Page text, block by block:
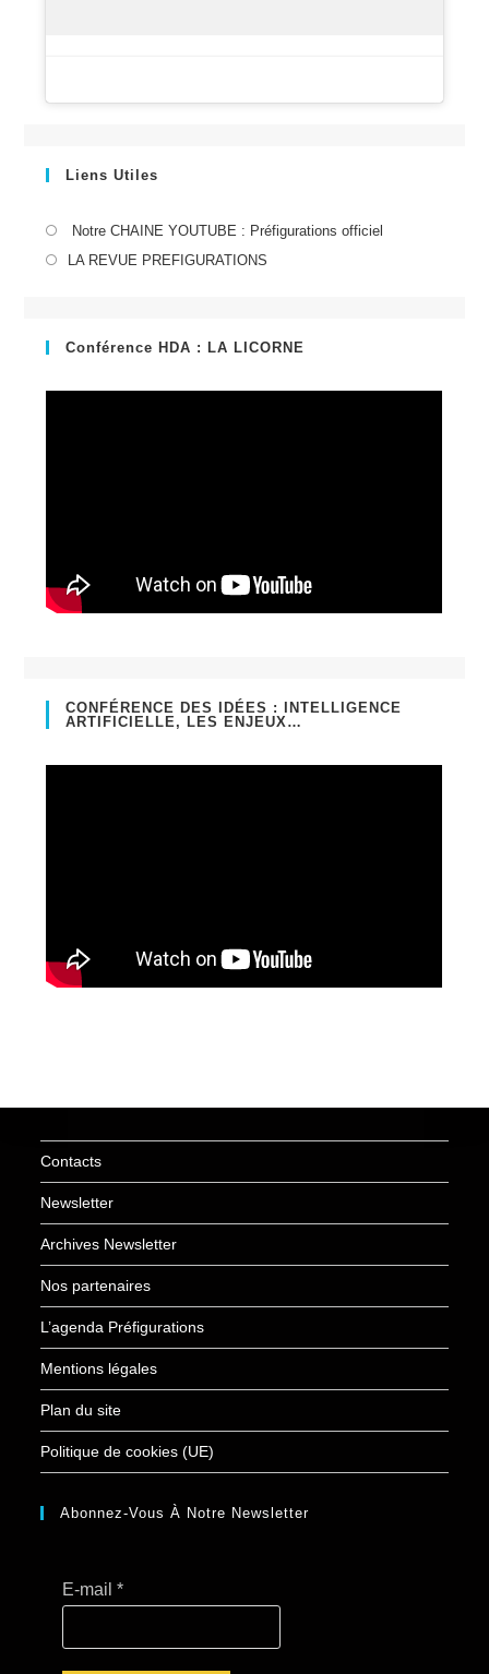
Liens Utiles
Notre CHAINE YOUTUBE : Préfigurations officiel
LA REVUE PREFIGURATIONS
nouvel
Conférence HDA : LA LICORNE
CONFÉRENCE DES IDÉES : INTELLIGENCE
ARTIFICIELLE, LES ENJEUX…
Contacts
Newsletter
Archives Newsletter
Nos partenaires
L’agenda Préfigurations
Mentions légales
Plan du site
Politique de cookies (UE)
Abonnez-Vous À Notre Newsletter
E-mail*